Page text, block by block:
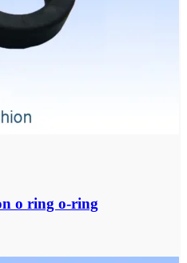
o ring o-ring